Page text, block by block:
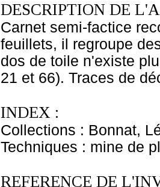
DESCRIPTION DE
Carnet semi-factice
feuillets, il regroupe
dos de toile n'existe
21 et 66). Traces de
INDEX :
Collections : Bonnat,
Techniques : mine de
REFERENCE DE